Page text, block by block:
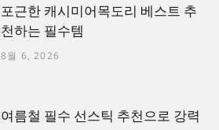
포근한 캐시미어목도리 베스트 추
천하는 필수템
8월 6, 2026
여름철 필수 선스틱 추천으로 강력